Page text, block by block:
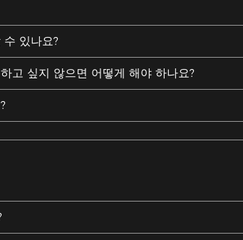
있나요?
고 싶지 않으면 어떻게 해야 하나요?